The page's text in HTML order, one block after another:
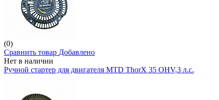
(0)
Сравнить товар Добавлено
Нет в наличии
Ручной стартер для двигателя MTD ThorX 35 OHV,3 л.с.